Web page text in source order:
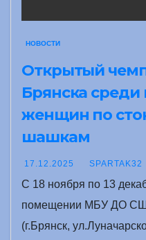
НОВОСТИ
Открытый
Брянска
женщин по
шашкам
17.12.2025 SPARTAK32
С 18 ноября по 13
помещении МБУ ДО
(г.Брянск,